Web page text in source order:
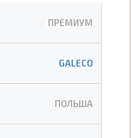
ПРЕМИУМ
GALECO
ПОЛЬША